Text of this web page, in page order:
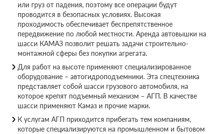
или груз от падения, поэтому все операции будут
проводится в безопасных условиях. Высокая
проходимость обеспечивает беспрепятственное
передвижение по любой местности. Аренда автовышки на
шасси КАМАЗ позволит решать задачи строительно-
монтажной сферы без покупки агрегата.
Для работ на высоте применяют специализированное
оборудование – автогидроподъемники. Эта спецтехника
представляет собой шасси грузового автомобиля, на
которое крепят подъемный механизм – АГП. В качестве
шасси применяют Камаз и прочие марки.
К услугам АГП приходится прибегать тем компаниям,
которые специализируются на промышленном и бытовом